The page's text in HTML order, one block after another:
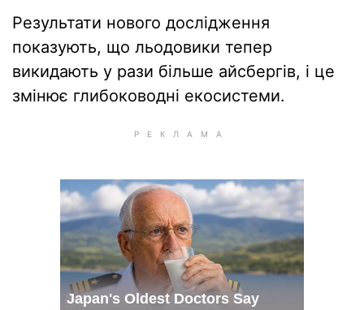
Результати нового дослідження
показують, що льодовики тепер
викидають у рази більше айсбергів, і це
змінює глибоководні екосистеми.